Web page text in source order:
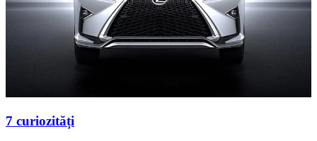
7 curiozități